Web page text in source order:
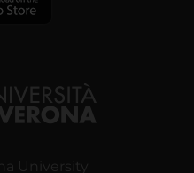
University